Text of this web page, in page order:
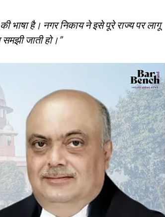
है। नगर निकाय ने इसे पूरे राज्य पर लागू
जाती हो।”